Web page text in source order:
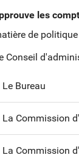
les
de
Conseil
Le Bureau
La Commission
La Commission